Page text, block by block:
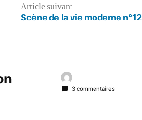
Article suivant
Article
suivant :
Scène de la vie moderne n°12
3 commentaires